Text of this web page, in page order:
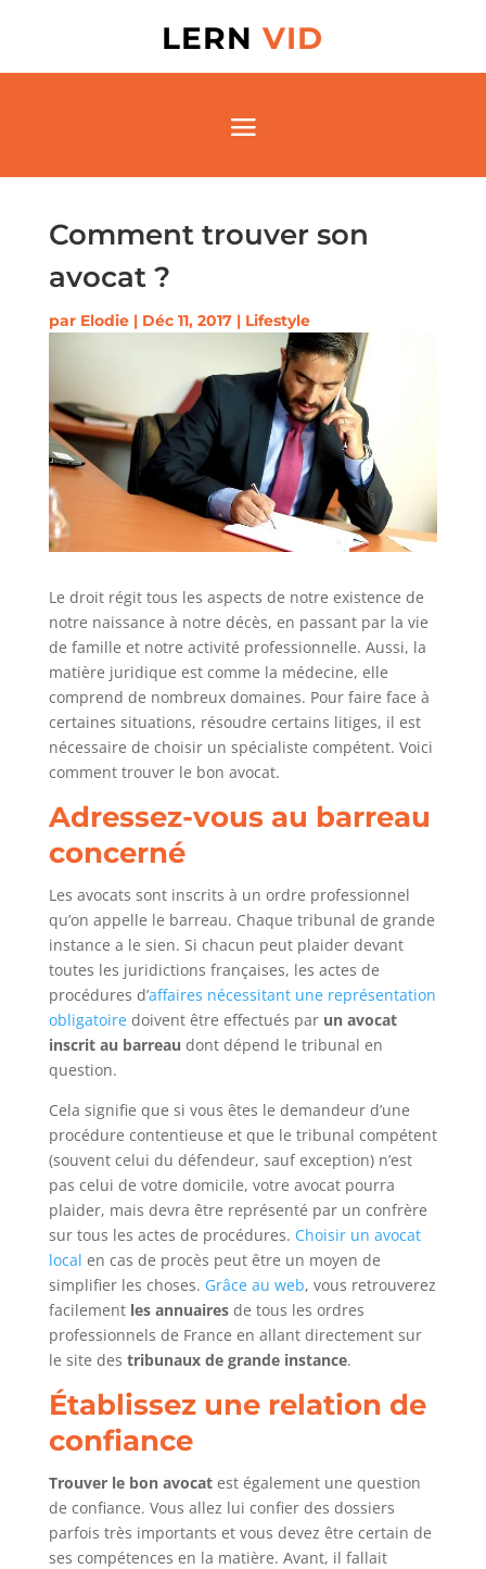
LERNVID
Comment trouver son
avocat ?
par Elodie| Déc 11, 2017| Lifestyle
Le droit régit tous les aspects de notre existence de
notre naissance à notre décès, en passant par la vie
de famille et notre activité professionnelle. Aussi, la
matière juridique est comme la médecine, elle
comprend de nombreux domaines. Pour faire face à
certaines situations, résoudre certains litiges, il est
nécessaire de choisir un spécialiste compétent. Voici
comment trouver le bon avocat.
Adressez-vous au barreau
concerné
Les avocats sont inscrits à un ordre professionnel
qu’on appelle le barreau. Chaque tribunal de grande
instance a le sien. Si chacun peut plaider devant
toutes les juridictions françaises, les actes de
procédures d’affaires nécessitant une représentation
obligatoiredoivent être effectués par un avocat
inscrit au barreau dont dépend le tribunal en
question.
Cela signifie que si vous êtes le demandeur d’une
procédure contentieuse et que le tribunal compétent
(souvent celui du défendeur, sauf exception) n’est
pas celui de votre domicile, votre avocat pourra
plaider, mais devra être représenté par un confrère
sur tous les actes de procédures. Choisir un avocat
local en cas de procès peut être un moyen de
simplifier les choses. Grâce au web, vous retrouverez
facilement les annuairesde tous les ordres
professionnels de France en allant directement sur
le site des tribunaux de grande instance.
Établissez une relation de
confiance
Trouver le bon avocatest également une question
de confiance. Vous allez lui confier des dossiers
parfois très importants et vous devez être certain de
ses compétences en la matière. Avant, il fallait